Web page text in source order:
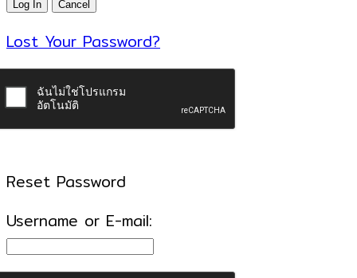
Lost Your Password?
Reset Password
Username or E-mail: